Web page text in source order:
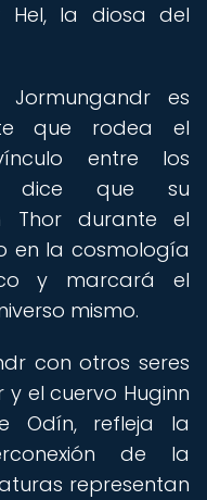
Hel, la diosa del
es
que rodea el
entre los
dice que su
Thor durante el
en la cosmología
y marcará el
mismo.
con otros seres
el cuervo Huginn
Odín, refleja la
de la
representan